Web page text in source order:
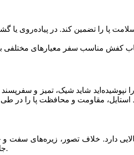
پا را تضمین کند. در پیاده‌روی
شاید شیک، تمیز و
خلاف تصور، زیره‌های سفت و
جلوگیری از سایش و لغزش سطح بیرونی زیره باید آج‌ها و برجستگی‌هایی نیز داشته باشد.